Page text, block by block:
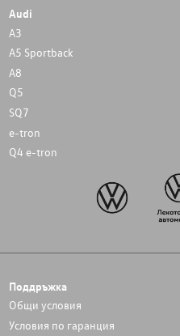
Audi
A3
A5 Sportback
A8
Q5
SQ7
e-tron
Q4 e-tron
Поддръжка
Общи условия
Условия по гаранция